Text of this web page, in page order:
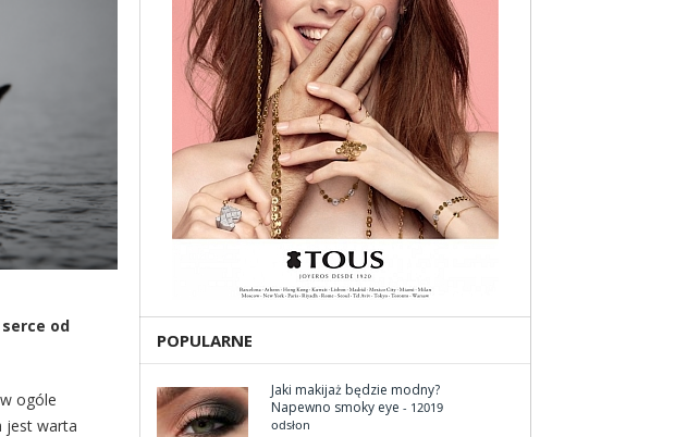
od
ogóle
jest warta
POPULARNE
Jaki makijaż będzie modny?
Napewno smoky eye - 12019
odsłon